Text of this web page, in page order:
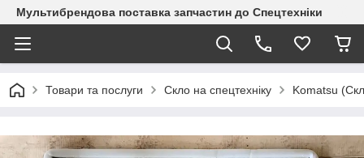
Мультибрендова поставка запчастин до Спецтехніки
Товари та послуги Скло на спецтехніку Komatsu